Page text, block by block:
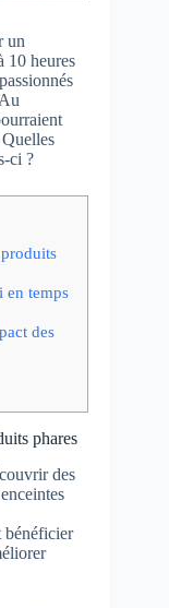
un
10 heures
ci ?
en temps
des
phares
des
bénéficier